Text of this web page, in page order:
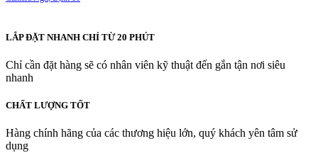
LẮP ĐẶT NHANH CHỈ TỪ 20 PHÚT
Chỉ cần đặt hàng sẽ có nhân viên kỹ thuật đến gắn tận nơi siêu
nhanh
CHẤT LƯỢNG TỐT
Hàng chính hãng của các thương hiệu lớn, quý khách yên tâm sử
dụng